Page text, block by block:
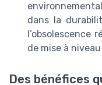
dans la
l’obsolescence
de mise à
Des bénéfices